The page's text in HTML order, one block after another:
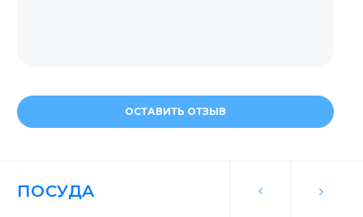
ОСТАВИТЬ ОТЗЫВ
ПОСУДА